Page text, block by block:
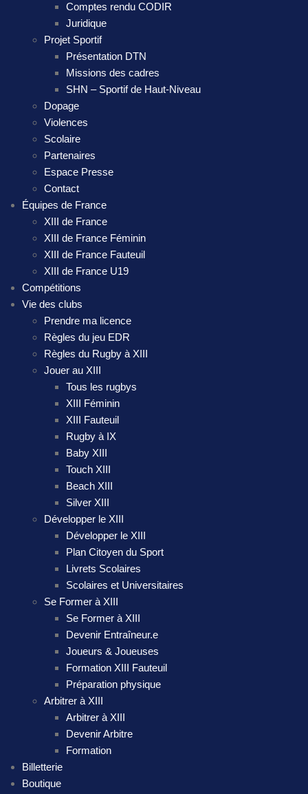
Comptes rendu CODIR
Juridique
Projet Sportif
Présentation DTN
Missions des cadres
SHN – Sportif de Haut-Niveau
Dopage
Violences
Scolaire
Partenaires
Espace Presse
Contact
Équipes de France
XIII de France
XIII de France Féminin
XIII de France Fauteuil
XIII de France U19
Compétitions
Vie des clubs
Prendre ma licence
Règles du jeu EDR
Règles du Rugby à XIII
Jouer au XIII
Tous les rugbys
XIII Féminin
XIII Fauteuil
Rugby à IX
Baby XIII
Touch XIII
Beach XIII
Silver XIII
Développer le XIII
Développer le XIII
Plan Citoyen du Sport
Livrets Scolaires
Scolaires et Universitaires
Se Former à XIII
Se Former à XIII
Devenir Entraîneur.e
Joueurs & Joueuses
Formation XIII Fauteuil
Préparation physique
Arbitrer à XIII
Arbitrer à XIII
Devenir Arbitre
Formation
Billetterie
Boutique